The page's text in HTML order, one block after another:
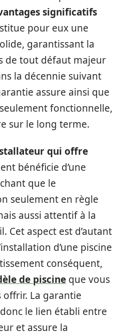
significatifs
pour eux une
garantissant la
de tout défaut majeur
la décennie suivant
assure ainsi que
fonctionnelle,
sur le long terme.
qui offre
bénéficie d’une
que le
seulement en règle
aussi attentif à la
Cet aspect est d’autant
d’une piscine
conséquent,
de piscine que vous
offrir. La garantie
le lien établi entre
et assure la